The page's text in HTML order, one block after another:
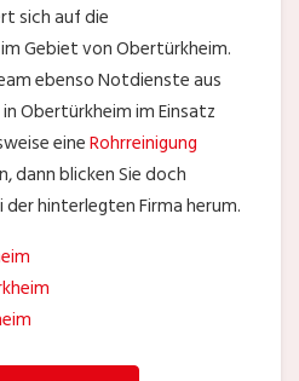
sich auf die
Gebiet von Obertürkheim.
ebenso Notdienste aus
Obertürkheim im Einsatz
eineRohrreinigung
dann blicken Sie doch
hinterlegten Firma herum.